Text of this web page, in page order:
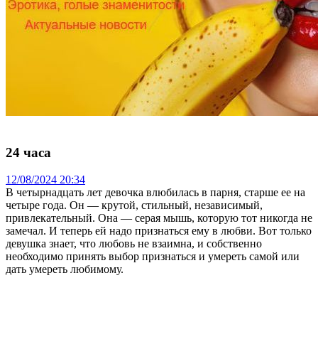
24 часа
12/08/2024 20:34
В четырнадцать лет девочка влюбилась в парня, старше ее на
четыре года. Он — крутой, стильный, независимый,
привлекательный. Она — серая мышь, которую тот никогда не
замечал. И теперь ей надо признаться ему в любви. Вот только
девушка знает, что любовь не взаимна, и собственно
необходимо принять выбор признаться и умереть самой или
дать умереть любимому.